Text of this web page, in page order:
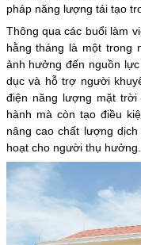
pháp năng lượng tái tạo
Thông qua các buổi làm
hằng tháng là một trong
ảnh hưởng đến nguồn
dục và hỗ trợ người
điện năng lượng mặt
hành mà còn tạo điều
nâng cao chất lượng
hoạt cho người thụ hưởng.